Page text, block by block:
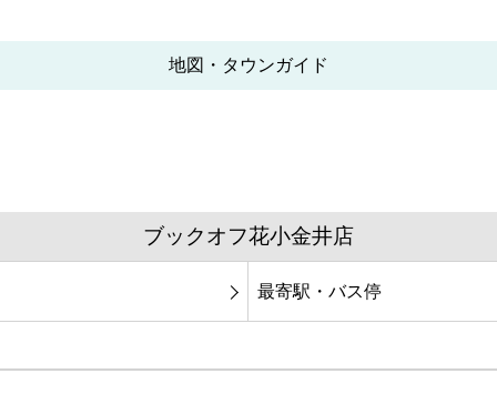
地図・タウンガイド
ブックオフ花小金井店
最寄駅・バス停